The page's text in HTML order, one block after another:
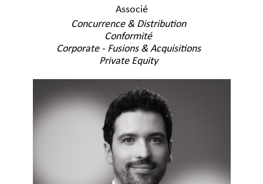
Associé
Concurrence & Distribution
Conformité
Corporate - Fusions & Acquisitions
Private Equity